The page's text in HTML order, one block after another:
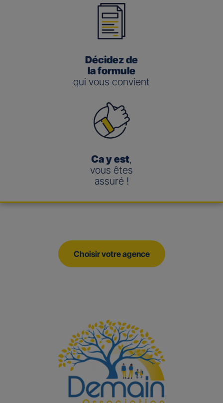
Décidez de
la formule
qui vous convient
Ca y est,
vous êtes
assuré !
Choisir votre agence